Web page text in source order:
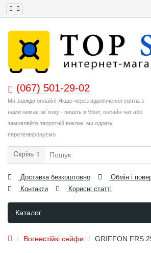
(067) 501-29-02
Ми завжди онлайн! Якщо через відключення світла з
нами немає зв`язку - пишіть в Viber, онлайн чат або
замовляйте зворотній виклик, ми одразу
перетелефонуємо
Скрізь
Доставка безкоштовно
Обмін і
Контакти
Корисні статті
Каталог
Вогнестійкі сейфи GRIFFON